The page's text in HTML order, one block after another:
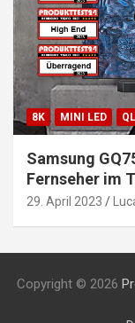
8K MINI LED
Samsung
Fernseher im
29. April 2023
Copyright © 2026